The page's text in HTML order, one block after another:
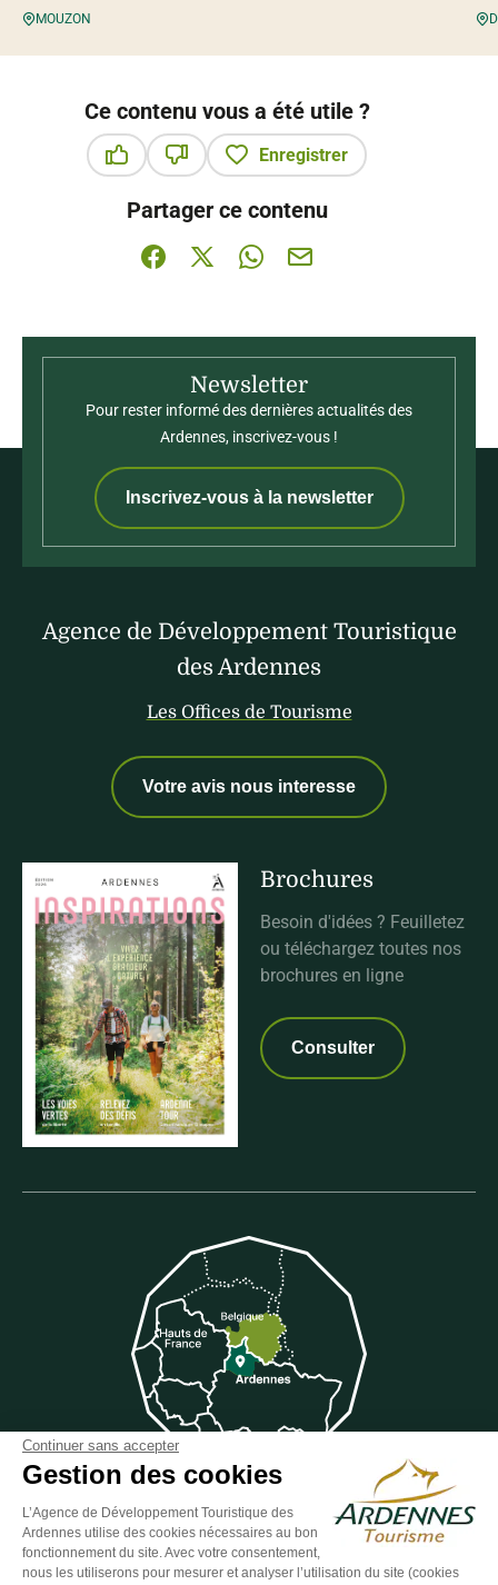
MOUZON
Ce contenu vous a été utile ?
Enregistrer
Partager ce contenu
Partager sur Facebook (nouvelle fenêtre)
Partager sur X / Twitter (nouvelle
Partager sur WhatsApp
Partager par mail
Newsletter
Pour rester informé des dernières actualités des
Ardennes, inscrivez-vous !
Inscrivez-vous à la newsletter
Agence de Développement Touristique
des Ardennes
Les Offices de Tourisme
Votre avis nous interesse
Brochures
Besoin d'idées ? Feuilletez
ou téléchargez toutes nos
brochures en ligne
Consulter
Suivez-nous sur Facebook
Suivez-nous sur Instagram
Suivez-nous sur Youtube
Suivez-nous sur
Suivez-nous
Continuer sans accepter
Gestion des cookies
L’Agence de Développement Touristique des
Ardennes utilise des cookies nécessaires au bon
fonctionnement du site. Avec votre consentement,
nous les utiliserons pour mesurer et analyser l’utilisation du site (cookies